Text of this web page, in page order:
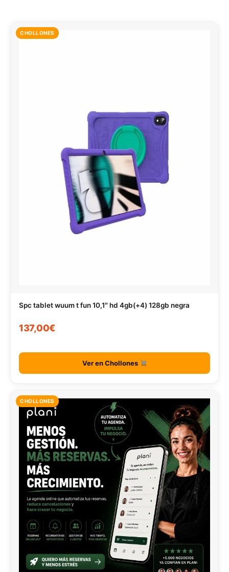
CHOLLONES
Spc tablet wuum t fun 10,1″ hd 4gb(+4) 128gb negra
137,00€
Ver en Chollones
CHOLLONES